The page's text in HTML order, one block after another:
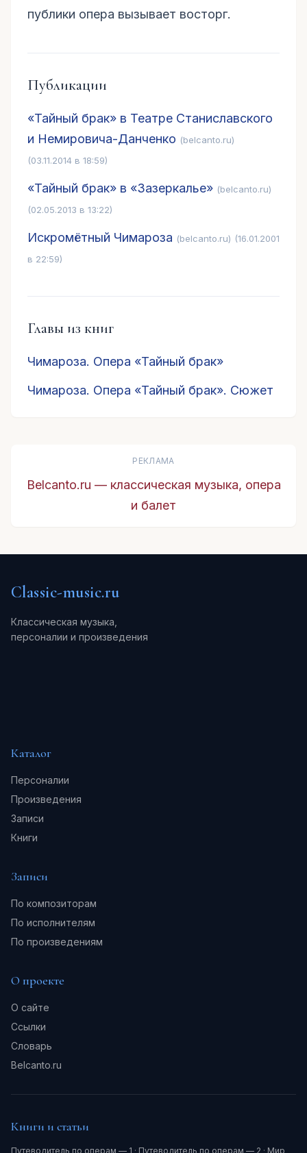
публики опера вызывает восторг.
Публикации
«Тайный брак» в Театре Станиславского
и Немировича-Данченко (belcanto.ru)
(03.11.2014 в 18:59)
«Тайный брак» в «Зазеркалье» (belcanto.ru)
(02.05.2013 в 13:22)
Искромётный Чимароза (belcanto.ru) (16.01.2001
в 22:59)
Главы из книг
Чимароза. Опера «Тайный брак»
Чимароза. Опера «Тайный брак». Сюжет
РЕКЛАМА
Belcanto.ru — классическая музыка, опера
и балет
Classic-music.ru
Классическая музыка,
персоналии и произведения
Каталог
Персоналии
Произведения
Записи
Книги
Записи
По композиторам
По исполнителям
По произведениям
О проекте
О сайте
Ссылки
Словарь
Belcanto.ru
Книги и статьи
Путеводитель по операм — 1 · Путеводитель по операм — 2 · Мир